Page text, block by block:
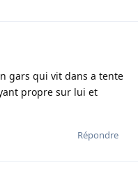
gars qui vit dans a tente
propre sur lui et
Répondre